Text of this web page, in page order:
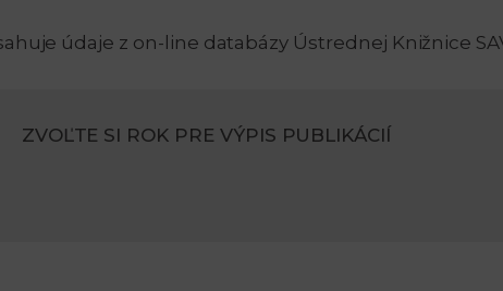
n
e
údaje z on-line databázy Ústrednej Knižnice
ZVOĽTE SI ROK PRE VÝPIS PUBLIKÁCIÍ